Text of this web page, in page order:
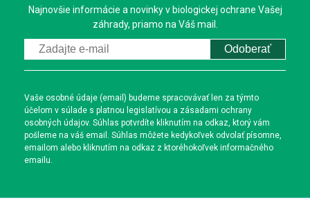
Najnovšie informácie a novinky v biologickej ochrane Vašej
záhrady, priamo na Váš mail.
Odoberať
Vaše osobné údaje (email) budeme spracovávať len za týmto
účelom v súlade s platnou legislatívou a zásadami ochrany
osobných údajov. Súhlas potvrdíte kliknutím na odkaz, ktorý vám
pošleme na váš email. Súhlas môžete kedykoľvek odvolať písomne,
emailom alebo kliknutím na odkaz z ktoréhokoľvek informačného
emailu.